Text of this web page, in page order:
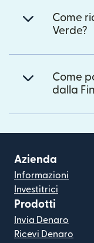
Come
Verde?
Come
dalla
Azienda
Informazioni
Investitrici
Prodotti
Invia Denaro
Ricevi Denaro